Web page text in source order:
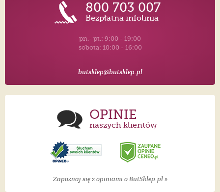
800 703 007
Bezpłatna infolinia
pn.- pt.: 9:00 - 19:00
sobota: 10:00 - 16:00
butsklep@butsklep.pl
OPINIE
naszych klientów
Zapoznaj się z opiniami o ButSklep.pl »